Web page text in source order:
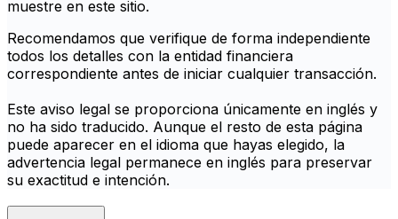
muestre en este sitio.
Recomendamos que verifique de forma independiente
todos los detalles con la entidad financiera
correspondiente antes de iniciar cualquier transacción.
Este aviso legal se proporciona únicamente en inglés y
no ha sido traducido. Aunque el resto de esta página
puede aparecer en el idioma que hayas elegido, la
advertencia legal permanece en inglés para preservar
su exactitud e intención.